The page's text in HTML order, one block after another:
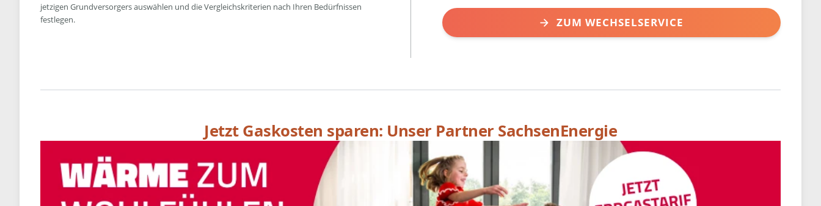
jetzigen Grundversorgers auswählen und die Vergleichskriterien nach Ihren Bedürfnissen
festlegen.
ZUM WECHSELSERVICE
Jetzt Gaskosten sparen: Unser Partner SachsenEnergie